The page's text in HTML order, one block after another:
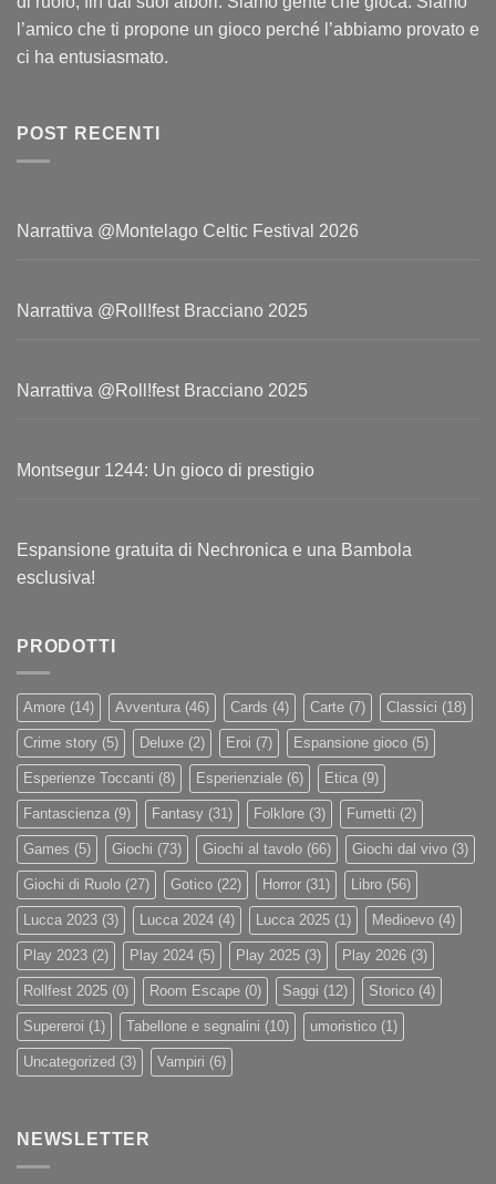
l’amico che ti propone un gioco perché l’abbiamo provato e
ci ha entusiasmato.
POST RECENTI
Narrattiva @Montelago Celtic Festival 2026
Narrattiva @Roll!fest Bracciano 2025
Narrattiva @Roll!fest Bracciano 2025
Montsegur 1244: Un gioco di prestigio
Espansione gratuita di Nechronica e una Bambola
esclusiva!
PRODOTTI
Amore (14) Avventura (46) Cards (4) Carte (7) Classici (18)
Crime story (5) Deluxe (2) Eroi (7) Espansione gioco (5)
Esperienze Toccanti (8) Esperienziale (6) Etica (9)
Fantascienza (9) Fantasy (31) Folklore (3) Fumetti (2)
Games (5) Giochi (73) Giochi al tavolo (66) Giochi dal vivo (3)
Giochi di Ruolo (27) Gotico (22) Horror (31) Libro (56)
Lucca 2023 (3) Lucca 2024 (4) Lucca 2025 (1) Medioevo (4)
Play 2023 (2) Play 2024 (5) Play 2025 (3) Play 2026 (3)
Rollfest 2025 (0) Room Escape (0) Saggi (12) Storico (4)
Supereroi (1) Tabellone e segnalini (10) umoristico (1)
Uncategorized (3) Vampiri (6)
NEWSLETTER